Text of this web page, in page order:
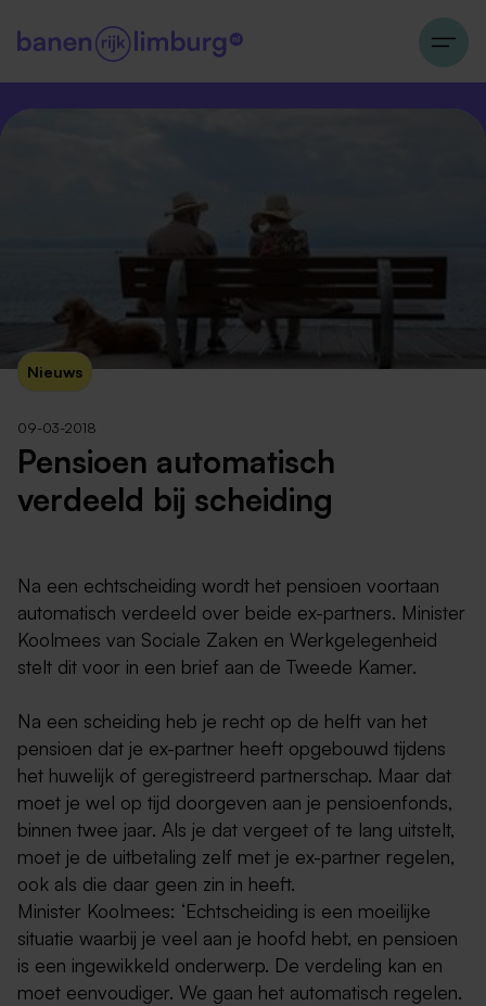
Nieuws
09-03-2018
Pensioen automatisch
verdeeld bij scheiding
Na een echtscheiding wordt het pensioen voortaan
automatisch verdeeld over beide ex-partners. Minister
Koolmees van Sociale Zaken en Werkgelegenheid
stelt dit voor in een brief aan de Tweede Kamer.
Na een scheiding heb je recht op de helft van het
pensioen dat je ex-partner heeft opgebouwd tijdens
het huwelijk of geregistreerd partnerschap. Maar dat
moet je wel op tijd doorgeven aan je pensioenfonds,
binnen twee jaar. Als je dat vergeet of te lang uitstelt,
moet je de uitbetaling zelf met je ex-partner regelen,
ook als die daar geen zin in heeft.
Minister Koolmees: ‘Echtscheiding is een moeilijke
situatie waarbij je veel aan je hoofd hebt, en pensioen
is een ingewikkeld onderwerp. De verdeling kan en
moet eenvoudiger. We gaan het automatisch regelen.